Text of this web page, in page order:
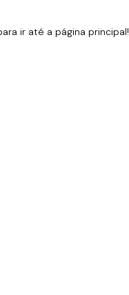
ir até a página principal!